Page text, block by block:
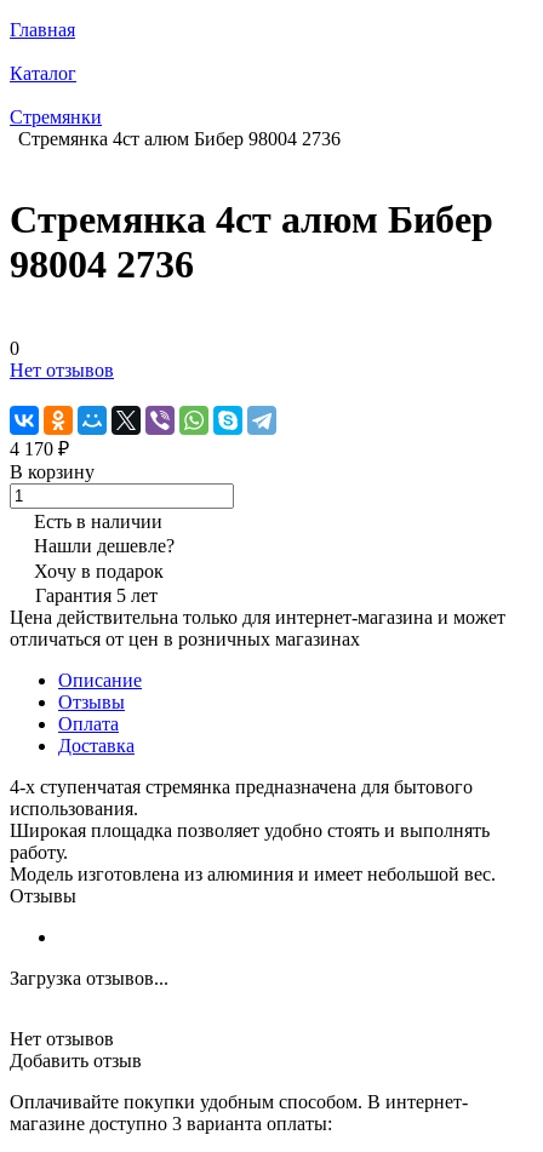
Главная
Каталог
Стремянки
Стремянка 4ст алюм Бибер 98004 2736
Стремянка 4ст алюм Бибер
98004 2736
0
Нет отзывов
4 170 ₽
В корзину
Есть в наличии
Нашли дешевле?
Хочу в подарок
Гарантия 5 лет
Цена действительна только для интернет-магазина и может
отличаться от цен в розничных магазинах
Описание
Отзывы
Оплата
Доставка
4-х ступенчатая стремянка предназначена для бытового
использования.
Широкая площадка позволяет удобно стоять и выполнять
работу.
Модель изготовлена из алюминия и имеет небольшой вес.
Отзывы
Загрузка отзывов...
Нет отзывов
Добавить отзыв
Оплачивайте покупки удобным способом. В интернет-
магазине доступно 3 варианта оплаты: